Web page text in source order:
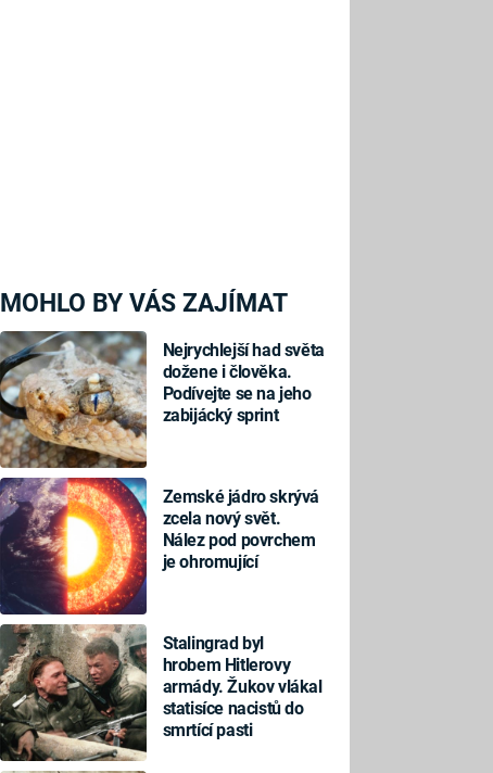
MOHLO BY VÁS ZAJÍMAT
Nejrychlejší had světa
dožene i člověka.
Podívejte se na jeho
zabijácký sprint
Zemské jádro skrývá
zcela nový svět.
Nález pod povrchem
je ohromující
Stalingrad byl
hrobem Hitlerovy
armády. Žukov vlákal
statisíce nacistů do
smrtící pasti